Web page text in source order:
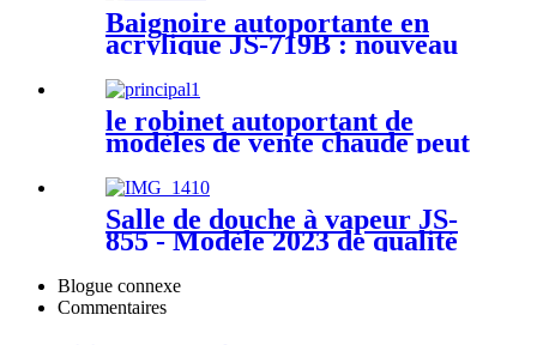
Baignoire autoportante en
acrylique JS-719B : nouveau
le robinet autoportant de
modèles de vente chaude peut
baignoires avec certificat
cupc et ce
Salle de douche à vapeur JS-
855 - Modèle 2023 de qualité
Blogue connexe
Commentaires